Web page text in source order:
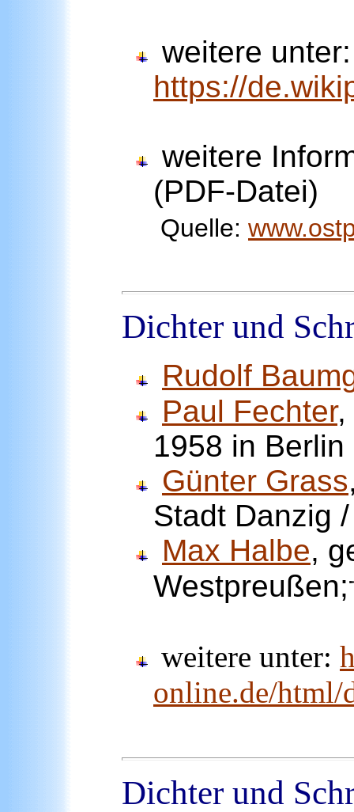
weitere unter:
https://
weitere
(PDF-Datei)
Quelle:
Dichter und
Rudolf
Paul Fechter,
1958 in Berlin
Günter Grass
Stadt Danzig
Max Halbe,
Westpreußen;
weitere unter:
online.de/
Dichter und